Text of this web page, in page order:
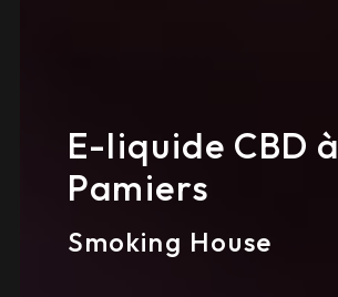
E-liquide CBD à
Pamiers
Smoking House